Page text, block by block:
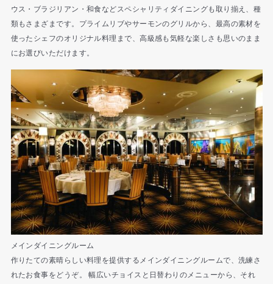
ウス・ブラジリアン・和食などスペシャリティダイニングも取り揃え、種
類もさまざまです。プライムリブやサーモンのグリルから、最高の素材を
使ったシェフのオリジナル料理まで、高級感も気軽な楽しさも思いのまま
にお選びいただけます。
メインダイニングルーム
作りたての素晴らしい料理を提供するメインダイニングルームで、洗練さ
れたお食事をどうぞ。 幅広いチョイスと日替わりのメニューから、それ